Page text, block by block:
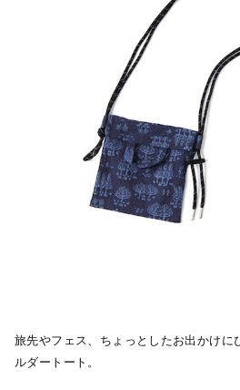
旅先やフェス、ちょっとしたお出かけに
ルダートート。